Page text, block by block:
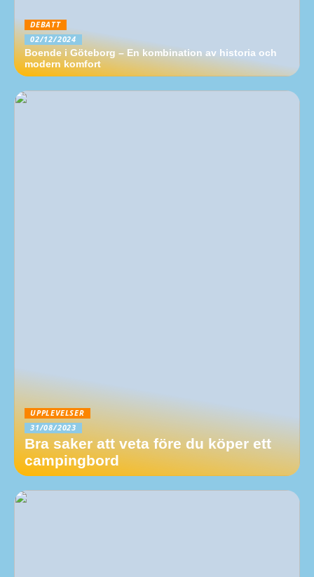
DEBATT
02/12/2024
Boende i Göteborg – En kombination av historia och
modern komfort
UPPLEVELSER
31/08/2023
Bra saker att veta före du köper ett
campingbord